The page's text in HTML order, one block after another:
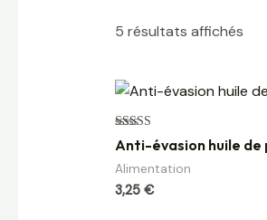
5 résultats affichés
Note
5.00
sur 5
Anti-évasion huile
Alimentation
3,25 €